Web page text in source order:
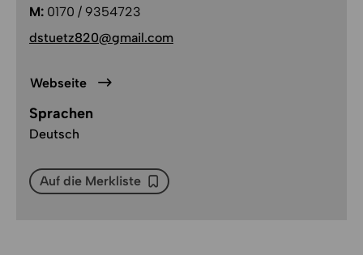
M: 0170 / 9354723
dstuetz820@gmail.com
Webseite
Sprachen
Deutsch
Auf die Merkliste